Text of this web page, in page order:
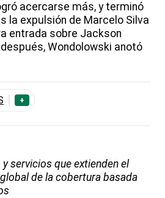
acercarse más, y terminó
la expulsión de Marcelo Silva
entrada sobre Jackson
Wondolowski anotó
+
servicios que extienden el
de la cobertura basada